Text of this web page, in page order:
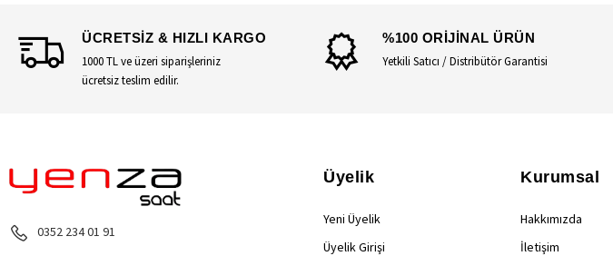
ÜCRETSİZ & HIZLI KARGO
1000 TL ve üzeri siparişleriniz
ücretsiz teslim edilir.
%100 ORİJİNAL ÜRÜN
Yetkili Satıcı / Distribütör Garantisi
0352 234 01 91
Üyelik
Yeni Üyelik
Üyelik Girişi
Kurumsal
Hakkımızda
İletişim